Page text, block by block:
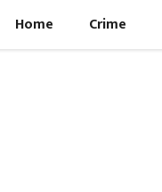
Home Crime